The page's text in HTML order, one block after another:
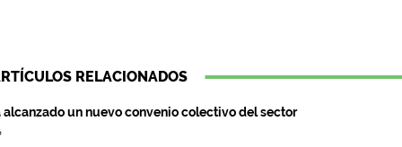
RELACIONADOS
alcanzado un nuevo convenio colectivo del sector